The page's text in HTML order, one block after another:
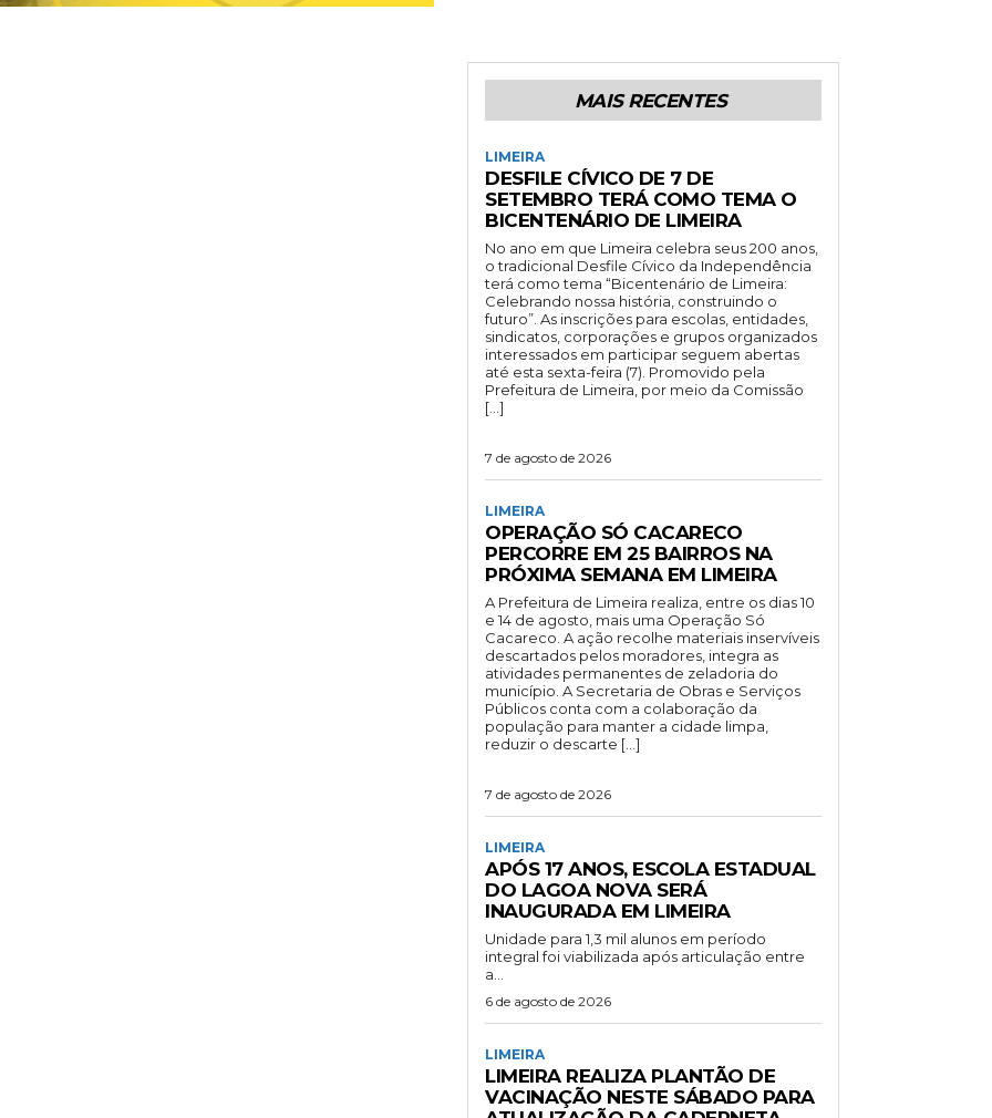
MAIS RECENTES
LIMEIRA
DESFILE CÍVICO DE 7 DE
SETEMBRO TERÁ COMO TEMA O
BICENTENÁRIO DE LIMEIRA
No ano em que Limeira celebra seus 200 anos,
o tradicional Desfile Cívico da Independência
terá como tema “Bicentenário de Limeira:
Celebrando nossa história, construindo o
futuro”. As inscrições para escolas, entidades,
sindicatos, corporações e grupos organizados
interessados em participar seguem abertas
até esta sexta-feira (7). Promovido pela
Prefeitura de Limeira, por meio da Comissão
[…]
7 de agosto de 2026
LIMEIRA
OPERAÇÃO SÓ CACARECO
PERCORRE EM 25 BAIRROS NA
PRÓXIMA SEMANA EM LIMEIRA
A Prefeitura de Limeira realiza, entre os dias 10
e 14 de agosto, mais uma Operação Só
Cacareco. A ação recolhe materiais inservíveis
descartados pelos moradores, integra as
atividades permanentes de zeladoria do
município. A Secretaria de Obras e Serviços
Públicos conta com a colaboração da
população para manter a cidade limpa,
reduzir o descarte […]
7 de agosto de 2026
LIMEIRA
APÓS 17 ANOS, ESCOLA ESTADUAL
DO LAGOA NOVA SERÁ
INAUGURADA EM LIMEIRA
Unidade para 1,3 mil alunos em período
integral foi viabilizada após articulação entre
a...
6 de agosto de 2026
LIMEIRA
LIMEIRA REALIZA PLANTÃO DE
VACINAÇÃO NESTE SÁBADO PARA